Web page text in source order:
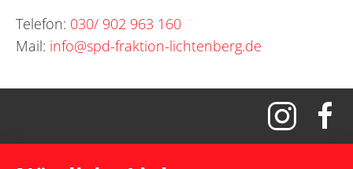
Telefon: 030/ 902 963 160
Mail: info@spd-fraktion-lichtenberg.de